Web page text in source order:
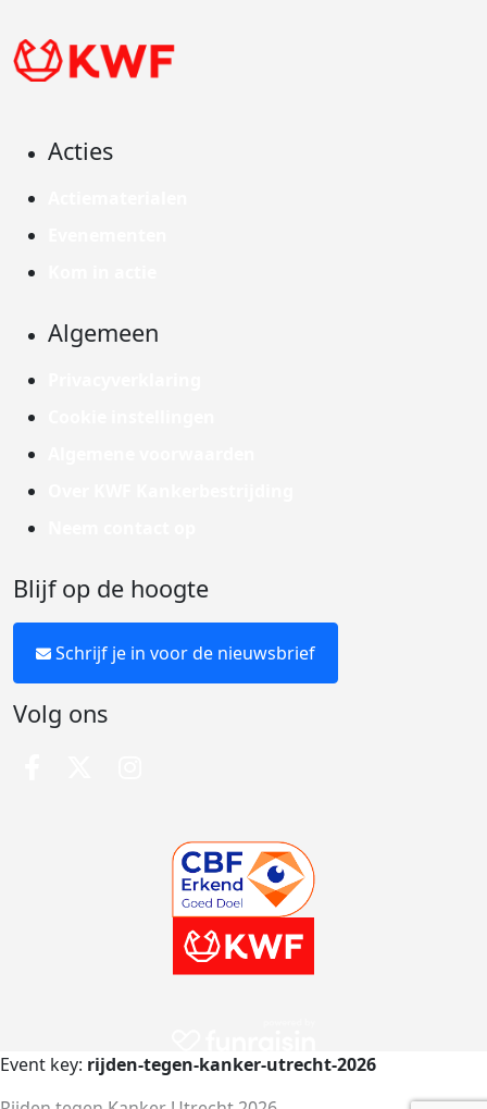
Acties
Algemeen
Blijf op de hoogte
Schrijf je in voor de nieuwsbrief
Volg ons
Event key: rijden-tegen-kanker-utrecht-2026